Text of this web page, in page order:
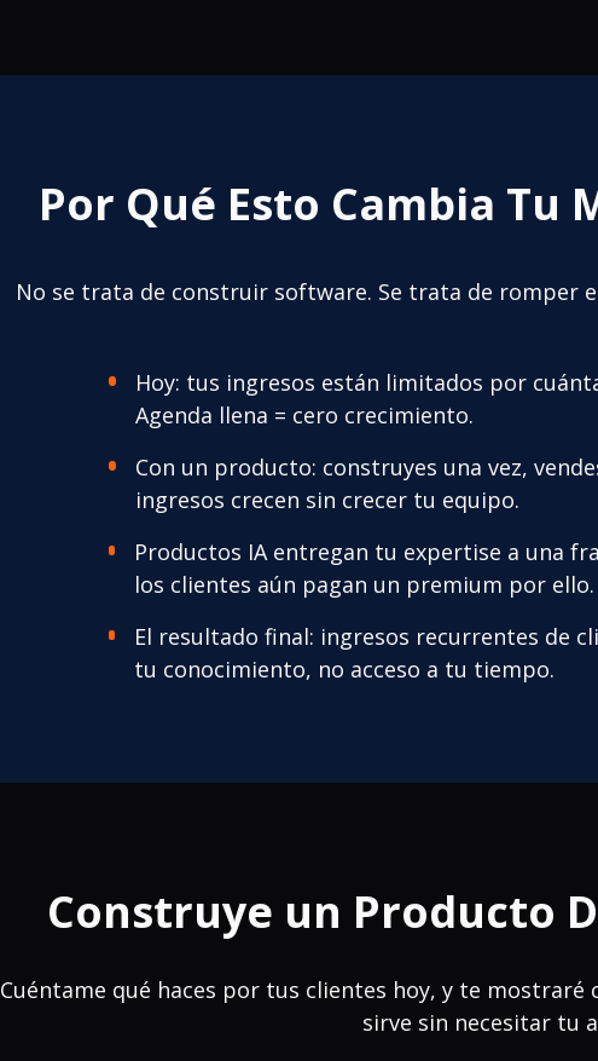
Por Qué Esto Cambia Tu
No se trata de construir software. Se trata de romper
Hoy: tus ingresos están limitados por
Agenda llena = cero crecimiento.
Con un producto: construyes una vez,
ingresos crecen sin crecer tu equipo.
Productos IA entregan tu expertise a una
los clientes aún pagan un premium por ello.
El resultado final: ingresos recurrentes de
tu conocimiento, no acceso a tu tiempo.
Construye un Producto
Cuéntame qué haces por tus clientes hoy, y te
sirve sin necesitar tu